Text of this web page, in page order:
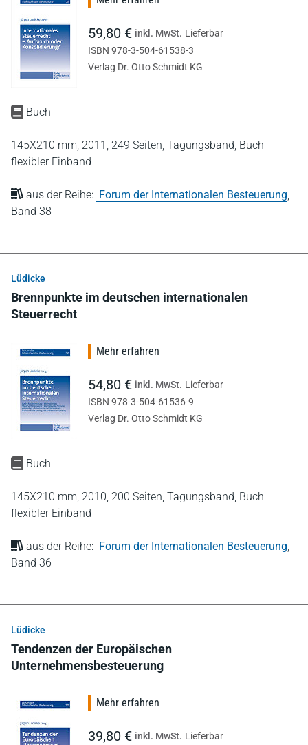
Buch
145X210 mm, 2011, 249 Seiten, Tagungsband, Buch
flexibler Einband
aus der Reihe: Forum der Internationalen Besteuerung
Band 38
59,80 € inkl. MwSt. Lieferbar
ISBN 978-3-504-61538-3
Verlag Dr. Otto Schmidt KG
Lüdicke
Brennpunkte im deutschen internationalen
Steuerrecht
Buch
145X210 mm, 2010, 200 Seiten, Tagungsband, Buch
flexibler Einband
aus der Reihe: Forum der Internationalen Besteuerung
Band 36
Mehr erfahren
54,80 € inkl. MwSt. Lieferbar
ISBN 978-3-504-61536-9
Verlag Dr. Otto Schmidt KG
Lüdicke
Tendenzen der Europäischen
Unternehmensbesteuerung
Mehr erfahren
39,80 € inkl. MwSt. Lieferbar